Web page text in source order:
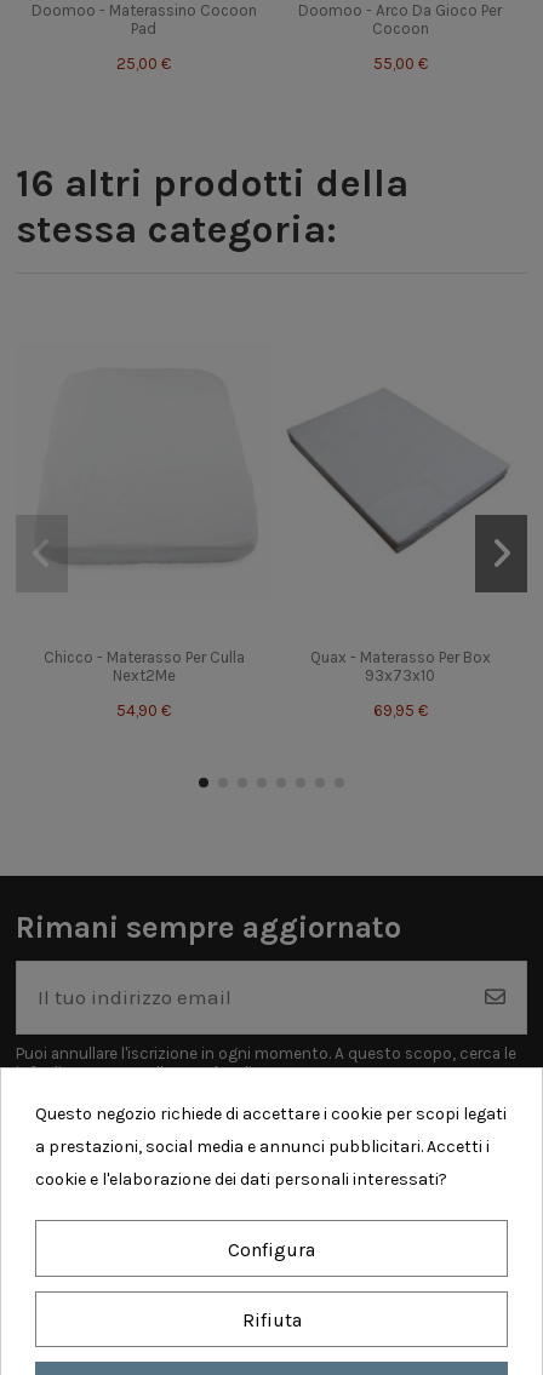
Doomoo - Materassino Cocoon
Pad
25,00 €
Doomoo - Arco Da Gioco Per
Cocoon
55,00 €
16 altri prodotti della
stessa categoria:
Chicco - Materasso Per Culla
Next2Me
54,90 €
Quax - Materasso Per Box
93x73x10
69,95 €
Rimani sempre aggiornato
Puoi annullare l'iscrizione in ogni momento. A questo scopo, cerca le
info di contatto nelle note legali.
Questo negozio richiede di accettare i cookie per scopi legati
a prestazioni, social media e annunci pubblicitari. Accetti i
cookie e l'elaborazione dei dati personali interessati?
Configura
Rifiuta